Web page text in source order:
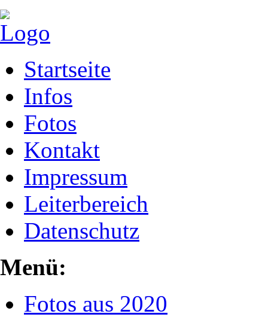
Startseite
Infos
Fotos
Kontakt
Impressum
Leiterbereich
Datenschutz
Menü:
Fotos aus 2020